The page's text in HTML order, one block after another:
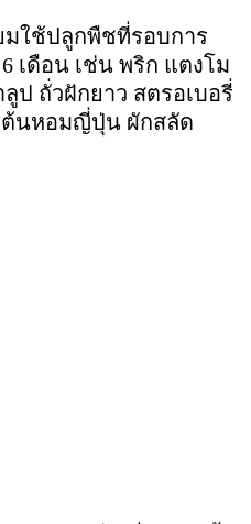
ช้ปลูกพืชที่รอบการ
เดือน เช่น พริก แตงโม
ป ถั่วฝักยาว สตรอเบอรี่
นหอมญี่ปุ่น ผักสลัด